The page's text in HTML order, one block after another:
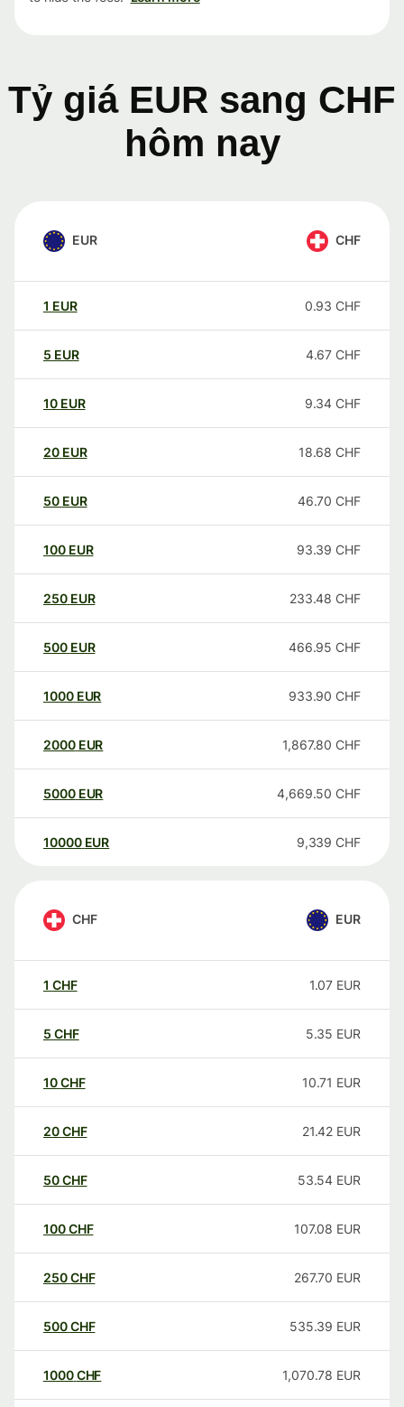
Tỷ giá EUR sang CHF
hôm nay
EUR CHF
1 EUR 0.93 CHF
5 EUR 4.67 CHF
10 EUR 9.34 CHF
20 EUR 18.68 CHF
50 EUR 46.70 CHF
100 EUR 93.39 CHF
250 EUR 233.48 CHF
500 EUR 466.95 CHF
1000 EUR 933.90 CHF
2000 EUR 1,867.80 CHF
5000 EUR 4,669.50 CHF
10000 EUR 9,339 CHF
CHF EUR
1 CHF 1.07 EUR
5 CHF 5.35 EUR
10CHF 10.71 EUR
20CHF 21.42 EUR
50CHF 53.54 EUR
100CHF 107.08 EUR
250CHF 267.70 EUR
500CHF 535.39 EUR
1000CHF 1,070.78 EUR